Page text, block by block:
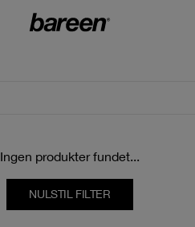
Ingen produkter fundet...
NULSTIL FILTER